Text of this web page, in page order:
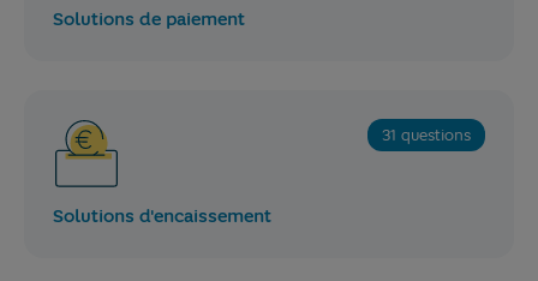
Solutions de paiement
31 questions
Solutions d'encaissement